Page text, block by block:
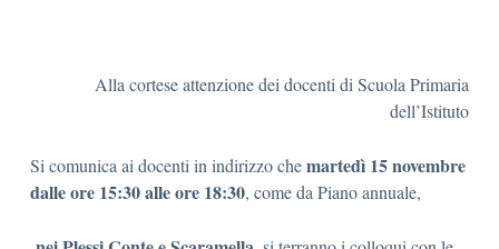
Alla cortese attenzione dei docenti di Scuola Primaria
dell’Istituto
Si comunica ai docenti in indirizzo chemartedì 15 novembre
dalle ore 15:30 alle ore 18:30, come da Piano annuale,